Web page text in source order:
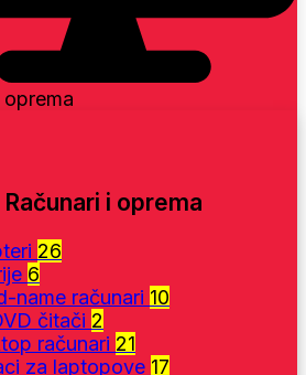
oprema
Računari i oprema
26
6
name računari 10
čitači 2
računari 21
za laptopove 17